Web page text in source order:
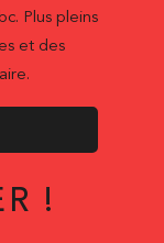
Plus pleins
et des
!